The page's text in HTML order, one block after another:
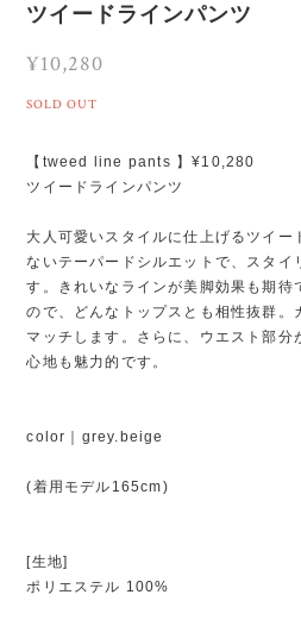
ツイードラインパンツ
¥10,280
SOLD OUT
【tweed line pants 】¥10,280
ツイードラインパンツ
大人可愛いスタイルに仕上げるツイー
ないテーパードシルエットで、スタイ
す。きれいなラインが美脚効果も期待
ので、どんなトップスとも相性抜群。
マッチします。さらに、ウエスト部分
心地も魅力的です。
color｜grey.beige
(着用モデル165cm)
[生地]
ポリエステル 100%